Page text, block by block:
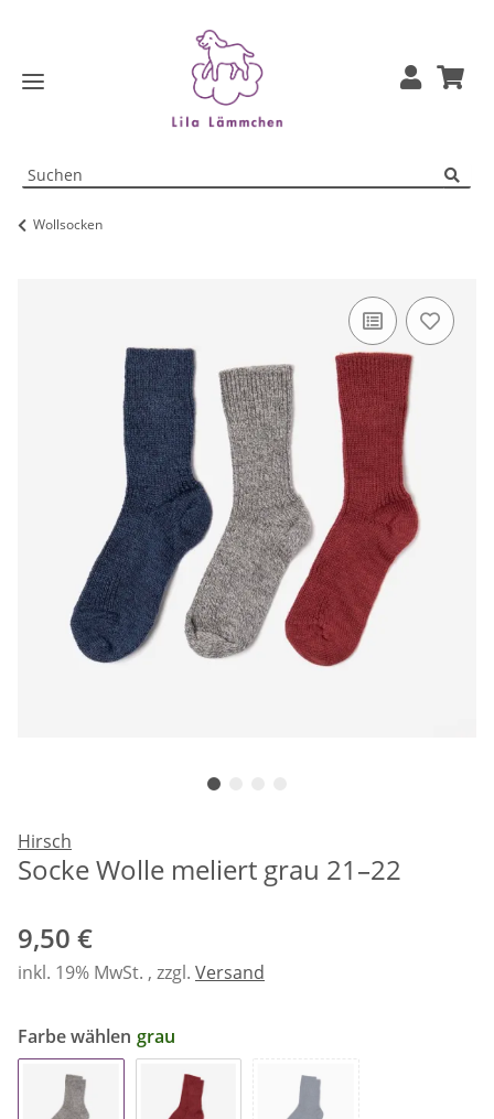
Wollsocken
Hirsch
Socke Wolle meliert grau 21–22
9,50 €
inkl. 19% MwSt. , zzgl. Versand
Farbe wählen grau